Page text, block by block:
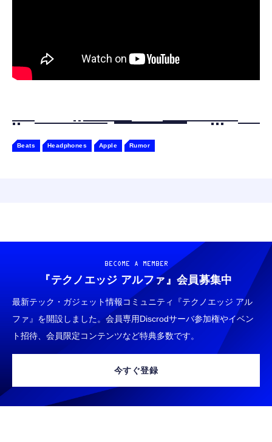
Beats Headphones Apple Rumor
BECOME A MEMBER
『テクノエッジ アルファ』 会員募集中
最新テック・ガジェット情報コミュニティ『テクノエッジ アル
ファ』を開設しました。会員専用Discrodサーバ参加権やイベン
ト招待、会員限定コンテンツなど特典多数です。
今すぐ登録